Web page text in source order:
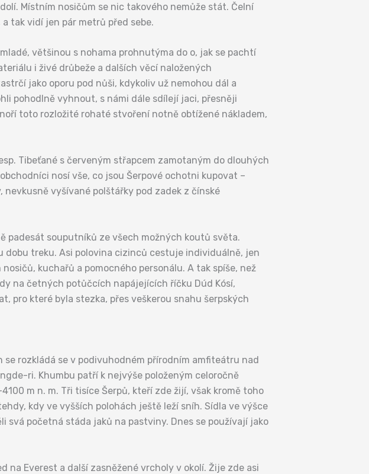
Místním nosičům se nic takového nemůže stát. Čelní
tak vidí jen pár metrů před sebe.
většinou s nohama prohnutýma do o, jak se pachtí
i živé drůbeže a dalších věcí naložených
jako oporu pod nůši, kdykoliv už nemohou dál a
pohodlně vyhnout, s námi dále sdílejí jaci, přesněji
toto rozložité rohaté stvoření notně obtížené nákladem,
Tibeťané s červeným střapcem zamotaným do dlouhých
nosí vše, co jsou Šerpové ochotni kupovat –
vyšívané polštářky pod zadek z čínské
padesát souputníků ze všech možných koutů světa.
dobu treku. Asi polovina cizinců cestuje individuálně, jen
kuchařů a pomocného personálu. A tak spíše, než
na četných potůčcích napájejících říčku Dúd Kósí,
pro které byla stezka, přes veškerou snahu šerpských
se rozkládá se v podivuhodném přírodním amfiteátru nad
ri. Khumbu patří k nejvýše položeným celoročně
m n. m. Tři tisíce Šerpů, kteří zde žijí, však kromě toho
kdy ve vyšších polohách ještě leží sníh. Sídla ve výšce
svá početná stáda jaků na pastviny. Dnes se používají jako
Everest a další zasněžené vrcholy v okolí. Žije zde asi